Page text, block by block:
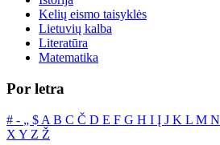
Kelių eismo taisyklės
Lietuvių kalba
Literatūra
Matematika
Por letra
# ‐ „ $ A B C Č D E F G H I Į J K L M N
X Y Z Ž